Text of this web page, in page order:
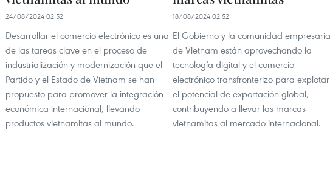
24/08/2024 02:52
Desarrollar el comercio electrónico es una
de las tareas clave en el proceso de
industrialización y modernización que el
Partido y el Estado de Vietnam se han
propuesto para promover la integración
económica internacional, llevando
productos vietnamitas al mundo.
18/08/2024 02:52
El Gobierno y la comunidad
de Vietnam están aprovechando la
tecnología digital y el comercio
electrónico transfronterizo para explotar
el potencial de exportación global,
contribuyendo a llevar las marcas
vietnamitas al mercado internacional.